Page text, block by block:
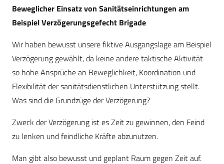
Beweglicher Einsatz von Sanitätseinrichtungen am
Beispiel Verzögerungsgefecht Brigade
Wir haben bewusst unsere fiktive Ausgangslage am Beispiel
Verzögerung gewählt, da keine andere taktische Aktivität
so hohe Ansprüche an Beweglichkeit, Koordination und
Flexibilität der sanitätsdienstlichen Unterstützung stellt.
Was sind die Grundzüge der Verzögerung?
Zweck der Verzögerung ist es Zeit zu gewinnen, den Feind
zu lenken und feindliche Kräfte abzunutzen.
Man gibt also bewusst und geplant Raum gegen Zeit auf.